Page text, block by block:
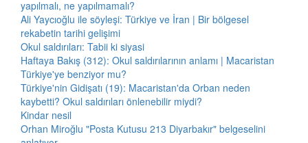
yapılmalı, ne yapılmamalı?
Ali Yaycıoğlu ile söyleşi: Türkiye ve İran | Bir bölgesel
rekabetin tarihi gelişimi
Okul saldırıları: Tabii ki siyasi
Haftaya Bakış (312): Okul saldırılarının anlamı | Macaristan
Türkiye'ye benziyor mu?
Türkiye'nin Gidişatı (19): Macaristan'da Orban neden
kaybetti? Okul saldırıları önlenebilir miydi?
Kindar nesil
Orhan Miroğlu "Posta Kutusu 213 Diyarbakır" belgeselini